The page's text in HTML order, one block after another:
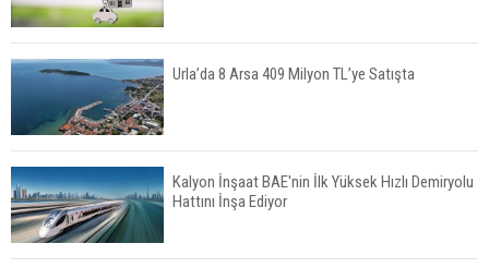
Urla’da 8 Arsa 409 Milyon TL’ye Satışta
Kalyon İnşaat BAE'nin İlk Yüksek Hızlı Demiryolu
Hattını İnşa Ediyor